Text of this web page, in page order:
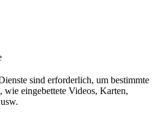
sind erforderlich, um bestimmte
wie eingebettete Videos, Karten,